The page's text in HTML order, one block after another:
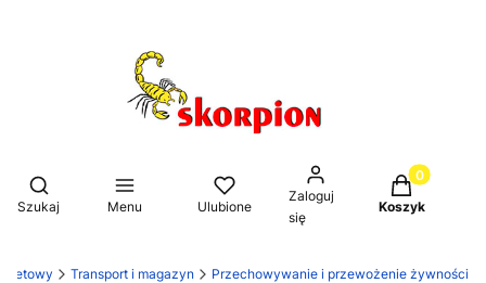
Otwórz wyszukiwarkę
Szukaj Menu Ulubione
Zaloguj
się
Produkty w
Koszyk
Transport i magazyn Przechowywanie i przewożenie żywności